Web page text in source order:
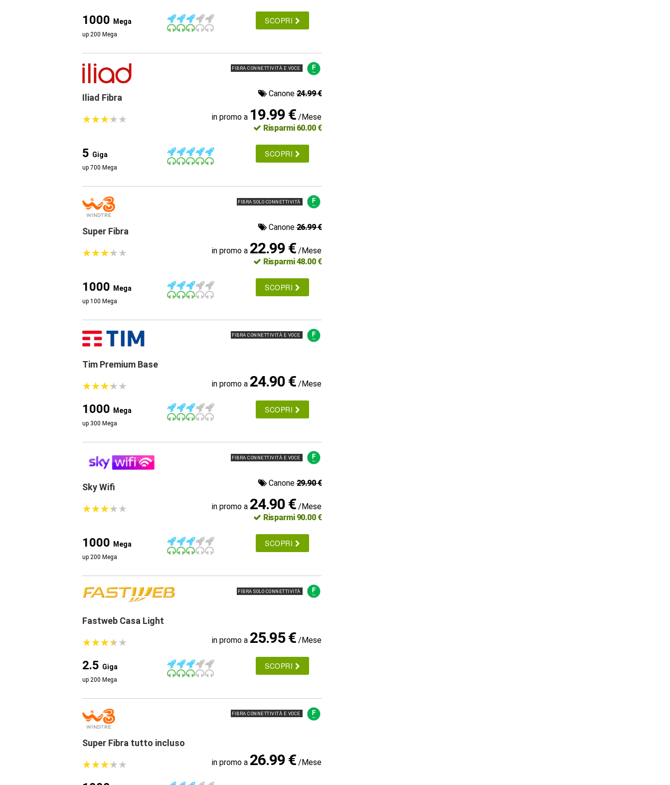
1000 Mega
up 200 Mega
SCOPRI
FIBRA CONNETTIVITÀ E VOCE
Iliad Fibra Canone24.99 €
★★★★★
★★★★★ in promo a 19.99 € /Mese
Risparmi 60.00 €
5 Giga
up 700 Mega
SCOPRI
FIBRA SOLO CONNETTIVITÀ
Super Fibra Canone26.99 €
★★★★★
★★★★★ in promo a 22.99 € /Mese
Risparmi 48.00 €
1000 Mega
up 100 Mega
SCOPRI
FIBRA CONNETTIVITÀ E VOCE
Tim Premium Base
★★★★★
★★★★★ in promo a 24.90 € /Mese
1000 Mega
up 300 Mega
SCOPRI
FIBRA CONNETTIVITÀ E VOCE
Sky Wifi Canone29.90 €
★★★★★
★★★★★ in promo a 24.90 € /Mese
Risparmi 90.00 €
1000 Mega
up 200 Mega
SCOPRI
FIBRA SOLO CONNETTIVITÀ
Fastweb Casa Light
★★★★★
★★★★★ in promo a 25.95 € /Mese
2.5 Giga
up 200 Mega
SCOPRI
FIBRA CONNETTIVITÀ E VOCE
Super Fibra tutto incluso
★★★★★
★★★★★ in promo a 26.99 € /Mese